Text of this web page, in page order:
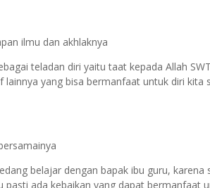
ilmu dan akhlaknya
teladan diri yaitu taat kepada Allah
lainnya yang bisa bermanfaat untuk diri kita
belajar dengan bapak ibu guru, karena
pasti ada kebaikan yang dapat bermanfaat